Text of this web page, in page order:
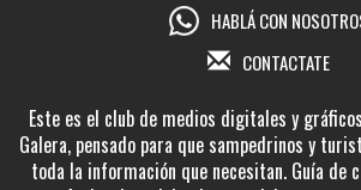
HABLÁ CON
CONTACTATE
Este es el club de medios digitales y
Galera, pensado para que sampedrinos y
toda la información que necesitan. Guía de